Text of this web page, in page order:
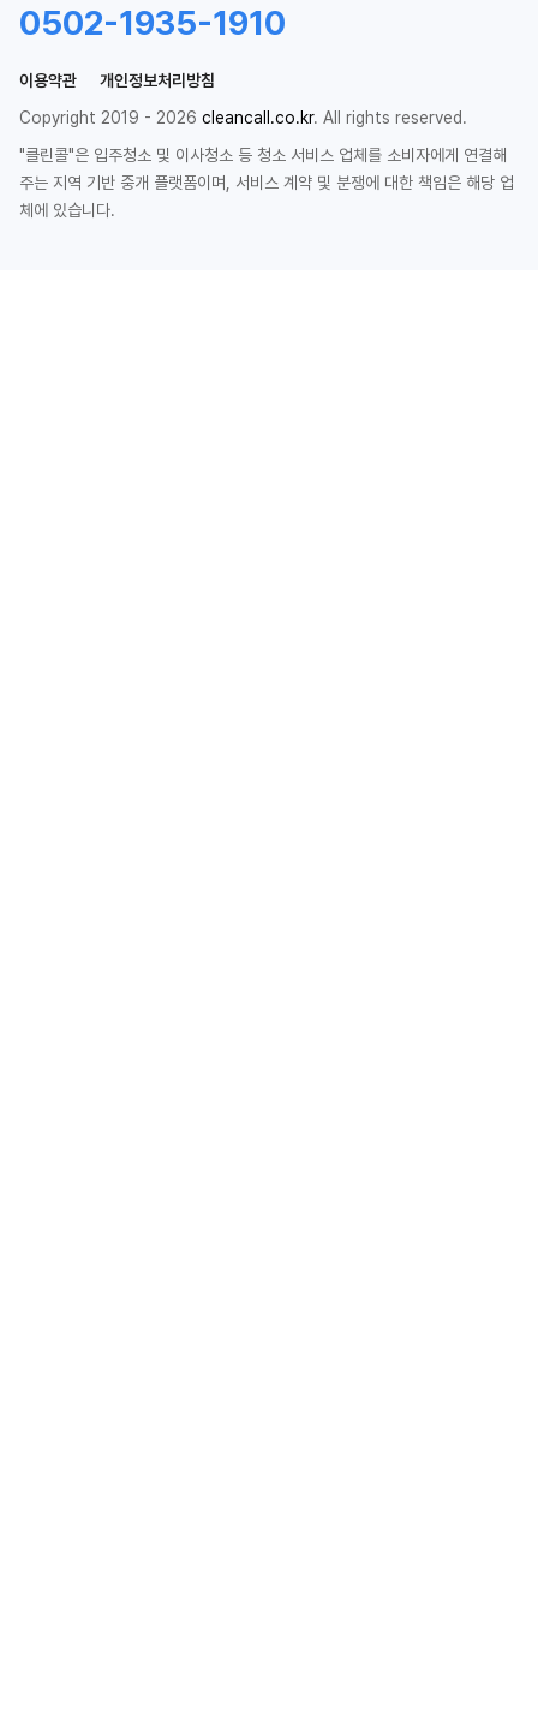
0502-1935-1910
이용약관
개인정보처리방침
Copyright 2019 - 2026 cleancall.co.kr. All rights reserved.
"클린콜"은 입주청소 및 이사청소 등 청소 서비스 업체를 소비자에게 연결해
주는 지역 기반 중개 플랫폼이며, 서비스 계약 및 분쟁에 대한 책임은 해당 업
체에 있습니다.